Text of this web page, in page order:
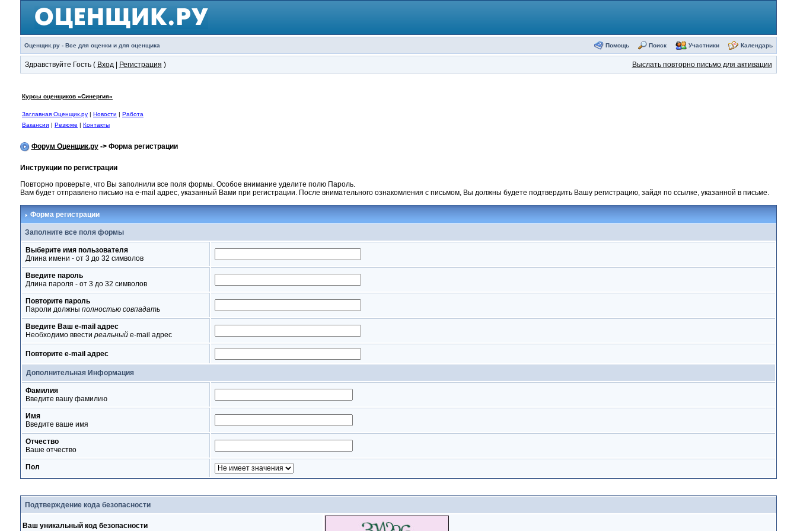
Оценщик.ру - Все для оценки и для оценщика Помощь Поиск Участники Календарь
Здравствуйте Гость ( Вход| Регистрация ) Выслать повторно письмо для активации
Курсы оценщиков «Синергия»
Заглавная Оценщик.ру| Новости | Работа
Вакансии | Резюме | Контакты
Форум Оценщик.ру-> Форма регистрации
Инструкции по регистрации
Повторно проверьте, что Вы заполнили все поля формы. Особое внимание уделите полю Пароль.
Вам будет отправлено письмо на e-mail адрес, указанный Вами при регистрации. После внимательного ознакомления с письмом, Вы должны будете подтвердить Вашу регистрацию, зайдя по ссылке, указанной в письме.
Форма регистрации
Заполните все поля формы
Выберите имя пользователя
Длина имени - от 3 до 32 символов
Введите пароль
Длина пароля - от 3 до 32 символов
Повторите пароль
Пароли должны полностью совпадать
Введите Ваш e-mail адрес
Необходимо ввести реальныйe-mail адрес
Повторите e-mail адрес
Дополнительная Информация
Фамилия
Введите вашу фамилию
Имя
Введите ваше имя
Отчество
Ваше отчество
Пол
Подтверждение кода безопасности
Ваш уникальный код безопасности